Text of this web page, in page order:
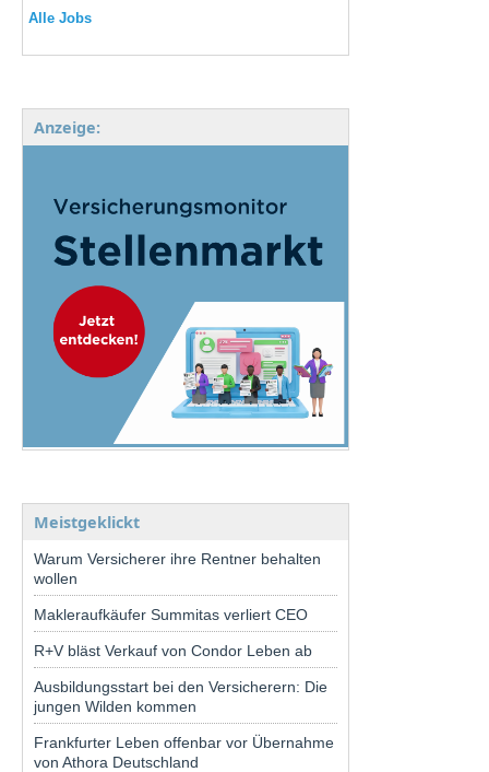
Alle Jobs
Anzeige:
Meistgeklickt
Warum Versicherer ihre Rentner behalten
wollen
Makleraufkäufer Summitas verliert CEO
R+V bläst Verkauf von Condor Leben ab
Ausbildungsstart bei den Versicherern: Die
jungen Wilden kommen
Frankfurter Leben offenbar vor Übernahme
von Athora Deutschland